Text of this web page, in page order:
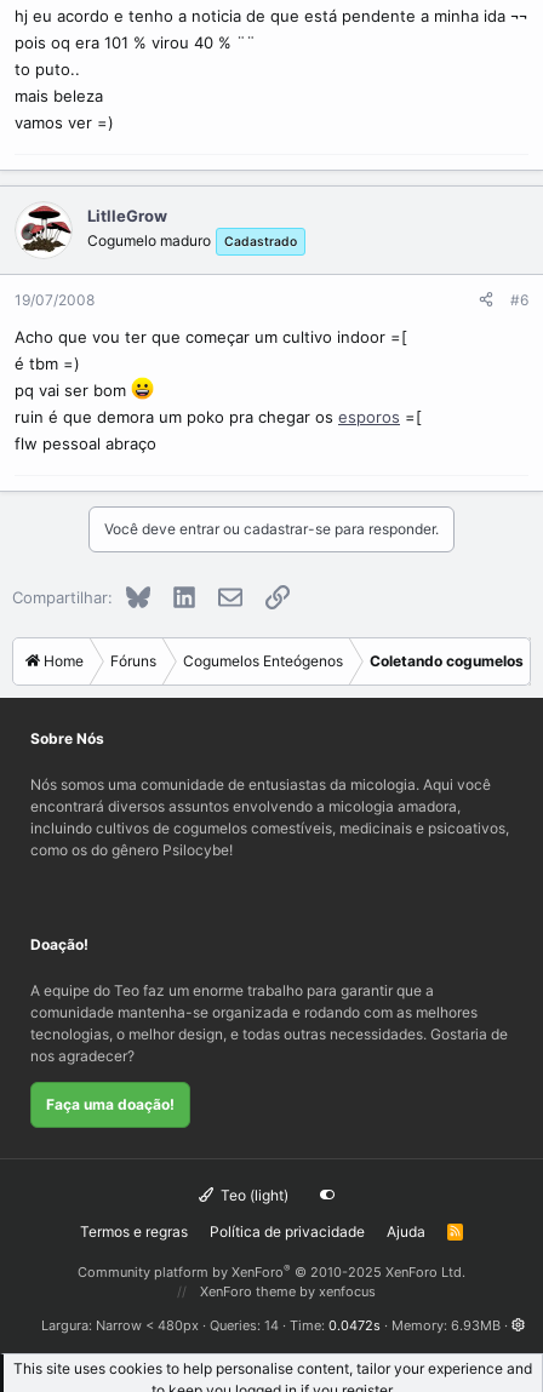
hj eu acordo e tenho a noticia de que está pendente a minha ida ¬¬
pois oq era 101 % virou 40 % ¨¨
to puto..
mais beleza
vamos ver =)
LitlleGrow
Cogumelo maduro Cadastrado
19/07/2008 #6
Acho que vou ter que começar um cultivo indoor =[
é tbm =)
pq vai ser bom
ruin é que demora um poko pra chegar os esporos =[
flw pessoal abraço
Você deve entrar ou cadastrar-se para responder.
Compartilhar: Bluesky LinkedInE-mailLink
Home Fóruns Cogumelos Enteógenos Coletando cogumelos
Sobre Nós
Nós somos uma comunidade de entusiastas da micologia. Aqui você
encontrará diversos assuntos envolvendo a micologia amadora,
incluindo cultivos de cogumelos comestíveis, medicinais e psicoativos,
como os do gênero Psilocybe!
Doação!
A equipe do Teo faz um enorme trabalho para garantir que a
comunidade mantenha-se organizada e rodando com as melhores
tecnologias, o melhor design, e todas outras necessidades. Gostaria de
nos agradecer?
Faça uma doação!
Teo (light)
Termos e regras
Política de privacidade Ajuda
R
Community platform by XenForo® © 2010-2025 XenForo Ltd.
XenForo theme by xenfocus
Largura
Queries 14 Time 0.0472s Memory 6.93MB
This site uses cookies to help personalise content, tailor your experience and